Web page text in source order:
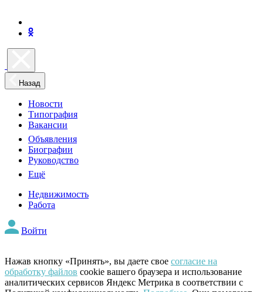
Назад
Новости
Типография
Вакансии
Объявления
Биографии
Руководство
Ещё
Недвижимость
Работа
Войти
Нажав кнопку «Принять», вы даете свое согласие на
обработку файлов cookie вашего браузера и использование
аналитических сервисов Яндекс Метрика в соответствии с